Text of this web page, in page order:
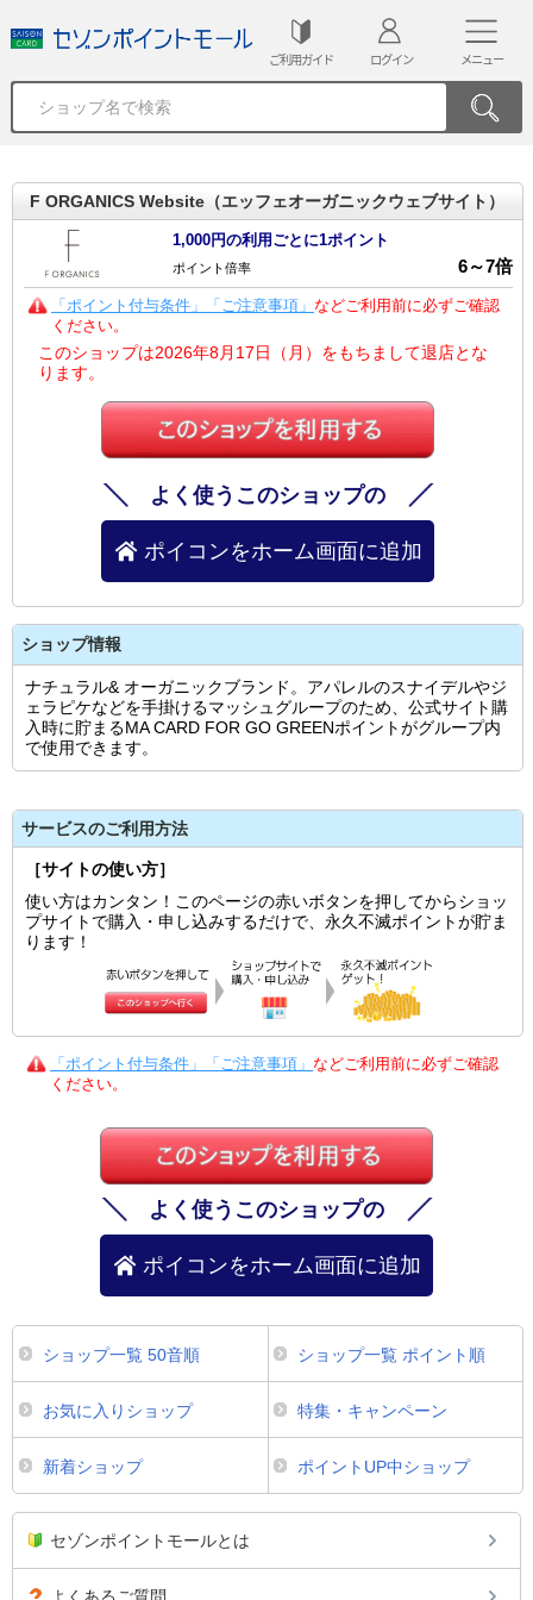
ご利用ガイド ログイン メニュー
F ORGANICS Website（エッフェオーガニックウェブサイト）
1,000円の利用ごとに1ポイント
ポイント倍率 6～7倍
「ポイント付与条件」「ご注意事項」 などご利用前に必ずご確認
ください。
このショップは2026年8月17日（月）をもちまして退店とな
ります。
よく使うこのショップの
ポイコンをホーム画面に追加
ショップ情報
ナチュラル& オーガニックブランド。アパレルのスナイデルやジ
ェラピケなどを手掛けるマッシュグループのため、公式サイト購
入時に貯まるMA CARD FOR GO GREENポイントがグループ内
で使用できます。
サービスのご利用方法
［サイトの使い方］
使い方はカンタン！このページの赤いボタンを押してからショッ
プサイトで購入・申し込みするだけで、永久不滅ポイントが貯ま
ります！
「ポイント付与条件」「ご注意事項」 などご利用前に必ずご確認
ください。
よく使うこのショップの
ポイコンをホーム画面に追加
ショップ一覧 50音順 ショップ一覧 ポイント順
お気に入りショップ 特集・キャンペーン
新着ショップ ポイントUP中ショップ
セゾンポイントモールとは